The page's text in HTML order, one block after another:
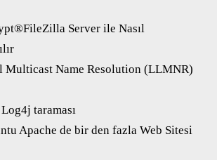
Server ile Nasıl
Multicast Name Resolution (LLMNR)
taraması
Apache de bir den fazla Web Sitesi